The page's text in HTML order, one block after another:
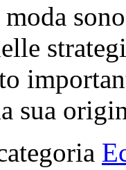
sua